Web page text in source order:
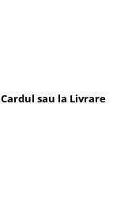
sau la Livrare